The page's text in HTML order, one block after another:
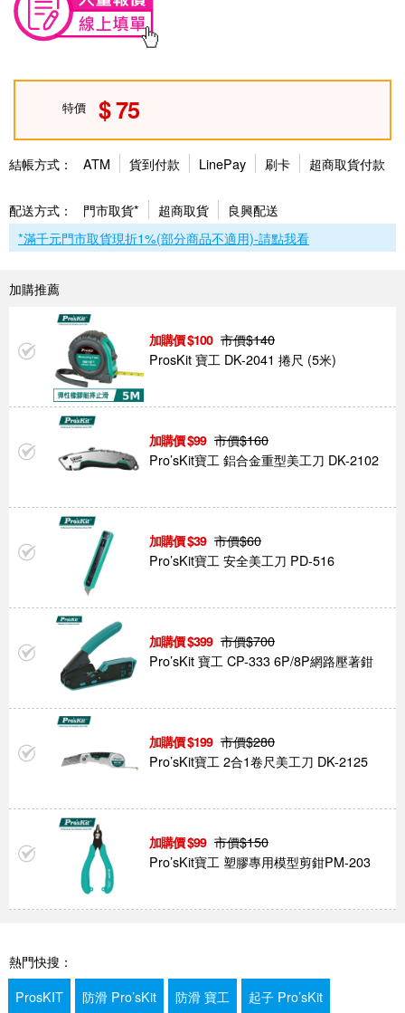
特價 75
結帳方式： ATM 貨到付款 LinePay 刷卡 超商取貨付款
配送方式： 門市取貨* 超商取貨
良興配送
*滿千元門市取貨現折1%(部分商品不適用)-請點我看
加購推薦
100 市價$140
ProsKit 寶工 DK-2041 捲尺 (5米)
99 市價$160
Pro’sKit寶工 鋁合金重型美工刀 DK-2102
39 市價$60
Pro’sKit寶工 安全美工刀 PD-516
399 市價$700
Pro’sKit 寶工 CP-333 6P/8P網路壓著鉗
199 市價$280
Pro’sKit寶工 2合1卷尺美工刀 DK-2125
99 市價$150
Pro’sKit寶工 塑膠專用模型剪鉗PM-203
熱門快搜：
ProsKIT
防滑 Pro’sKit 防滑 寶工 起子 Pro’sKit